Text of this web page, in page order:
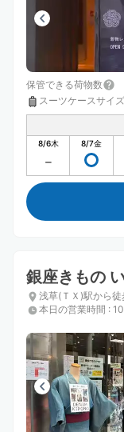
保管できる荷物数
スーツケースサイズ
8/6木 8/7金
銀座きもの
浅草(ＴＸ)駅から
本日の営業時間 :